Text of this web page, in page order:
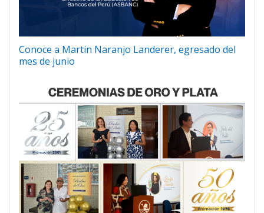
Conoce a Martin Naranjo Landerer, egresado del
mes de junio